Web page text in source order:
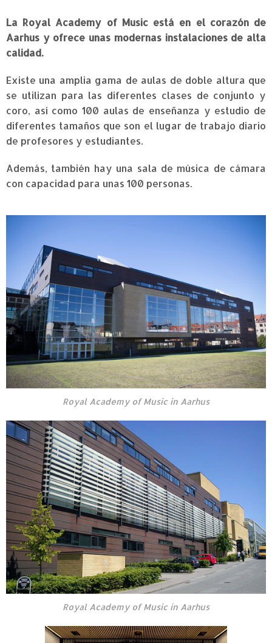
La Royal Academy of Music está en el corazón de
Aarhus y ofrece unas modernas instalaciones de alta
calidad.
Existe una amplia gama de aulas de doble altura que
se utilizan para las diferentes clases de conjunto y
coro, así como 100 aulas de enseñanza y estudio de
diferentes tamaños que son el lugar de trabajo diario
de profesores y estudiantes.
Además, también hay una sala de música de cámara
con capacidad para unas 100 personas.
Royal Academy of Music in Aarhus
Royal Academy of Music in Aarhus